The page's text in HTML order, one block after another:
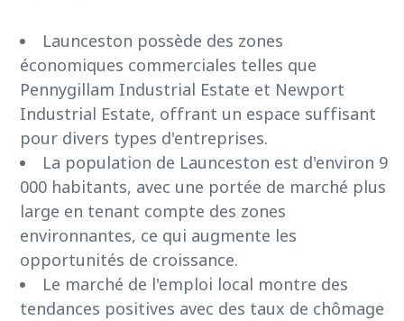
Launceston possède des zones
économiques commerciales telles que
Pennygillam Industrial Estate et Newport
Industrial Estate, offrant un espace suffisant
pour divers types d'entreprises.
La population de Launceston est d'environ 9
000 habitants, avec une portée de marché plus
large en tenant compte des zones
environnantes, ce qui augmente les
opportunités de croissance.
Le marché de l'emploi local montre des
tendances positives avec des taux de chômage